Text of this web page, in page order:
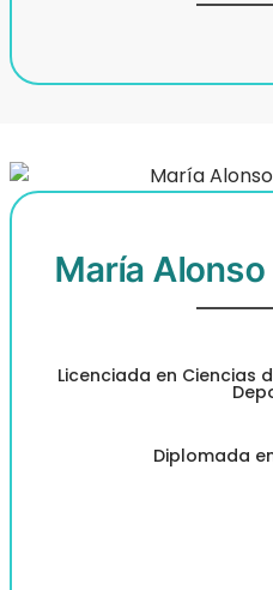
María
Licenciada en Ciencias
Diplomada